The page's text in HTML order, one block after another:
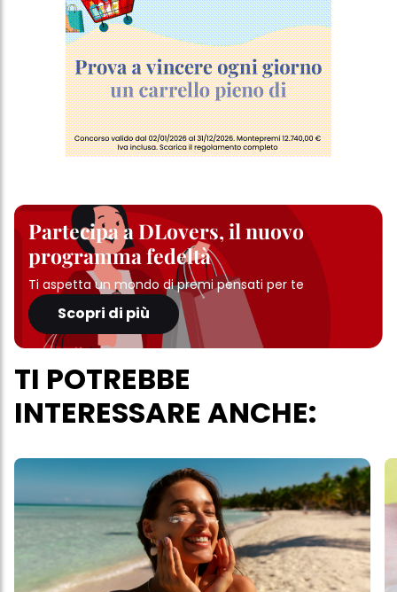
Partecipa a DLovers, il nuovo
programma fedeltà
Ti aspetta un mondo di premi pensati per te
Scopri di più
TI POTREBBE
INTERESSARE ANCHE: